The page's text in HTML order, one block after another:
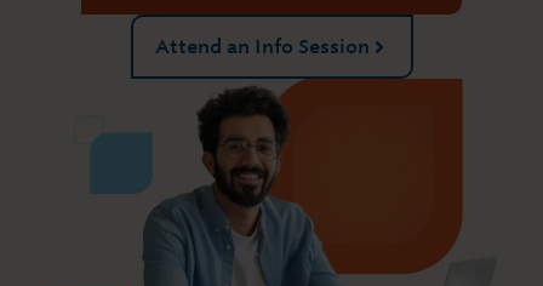
Attend an Info Session